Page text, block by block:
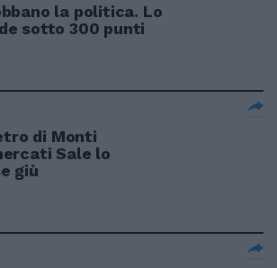
la politica. Lo
sotto 300 punti
di Monti
Sale lo
giù